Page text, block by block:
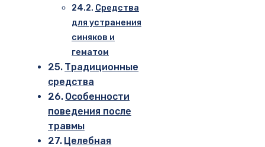
Средства
для устранения
синяков и
гематом
Традиционные
средства
Особенности
поведения после
травмы
Целебная